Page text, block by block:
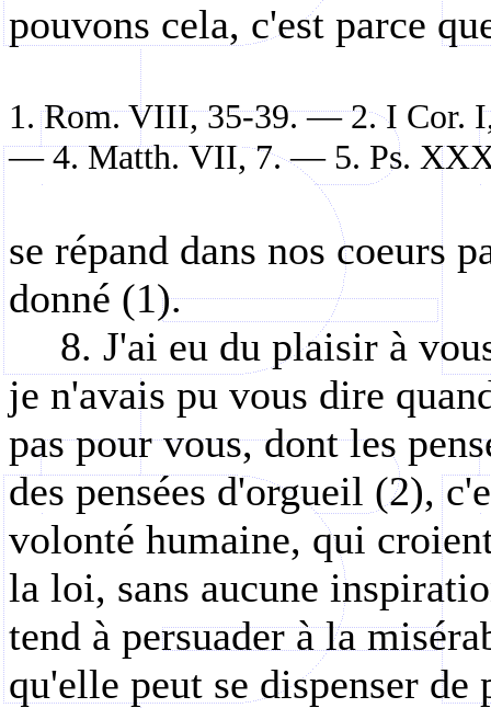
pouvons cela, c'est parce
1.Rom.VIII, 35-39. — 2. I Cor.
— 4. Matth.VII, 7. — 5. Ps.
se répand dans nos coeurs
donné (1).
8. J'ai eu du plaisir à
je n'avais pu vous dire
pas pour vous, dont les
des pensées d'orgueil (2),
volonté humaine, qui
la loi, sans aucune
tend à persuader à la
qu'elle peut se dispenser